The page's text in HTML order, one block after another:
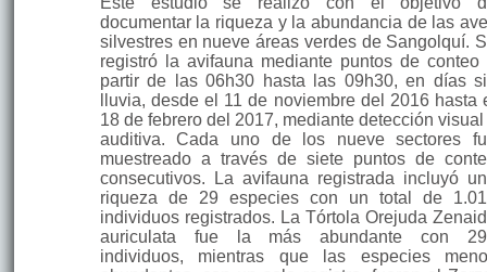
documentar la riqueza y la abundancia de las
silvestres en nueve áreas verdes de Sangolquí.
registró la avifauna mediante puntos de conteo
partir de las 06h30 hasta las 09h30, en días
lluvia, desde el 11 de noviembre del 2016 hasta
18 de febrero del 2017, mediante detección visual
auditiva. Cada uno de los nueve sectores
muestreado a través de siete puntos de
consecutivos. La avifauna registrada incluyó
riqueza de 29 especies con un total de
individuos registrados. La Tórtola Orejuda
auriculata fue la más abundante con
individuos, mientras que las especies